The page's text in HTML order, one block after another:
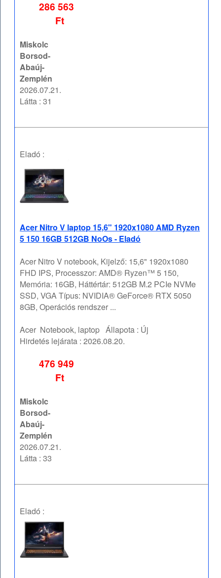
286 563
Ft
Miskolc
Borsod-
Abaúj-
Zemplén
2026.07.21.
Látta : 31
Eladó :
Acer Nitro V laptop 15,6" 1920x1080 AMD Ryzen
5 150 16GB 512GB NoOs - Eladó
Acer Nitro V notebook, Kijelző: 15,6" 1920x1080
FHD IPS, Processzor: AMD® Ryzen™ 5 150,
Memória: 16GB, Háttértár: 512GB M.2 PCIe NVMe
SSD, VGA Típus: NVIDIA® GeForce® RTX 5050
8GB, Operációs rendszer ...
Acer Notebook, laptop Állapota : Új
Hirdetés lejárata :2026.08.20.
476 949
Ft
Miskolc
Borsod-
Abaúj-
Zemplén
2026.07.21.
Látta : 33
Eladó :